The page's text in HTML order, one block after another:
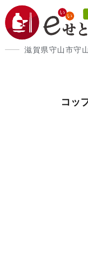
滋賀県守山市守
コッ